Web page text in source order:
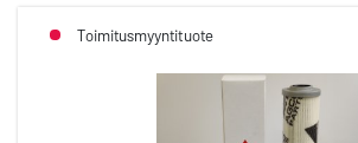
Toimitusmyyntituote